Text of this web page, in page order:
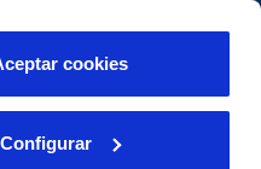
cookies
Configurar
clientes